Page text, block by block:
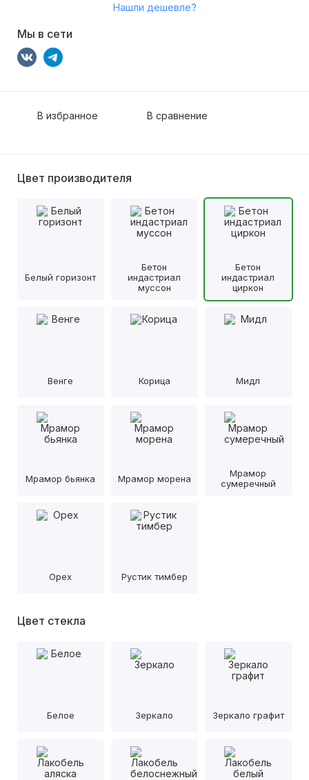
Нашли дешевле?
Мы в сети
В избранное В сравнение
Цвет производителя
Белый горизонт
Бетон
индастриал
муссон
Бетон
индастриал
циркон
Венге Корица Мидл
Мрамор бьянка Мрамор морена
Мрамор
сумеречный
Орех Рустик тимбер
Цвет стекла
Белое Зеркало Зеркало графит